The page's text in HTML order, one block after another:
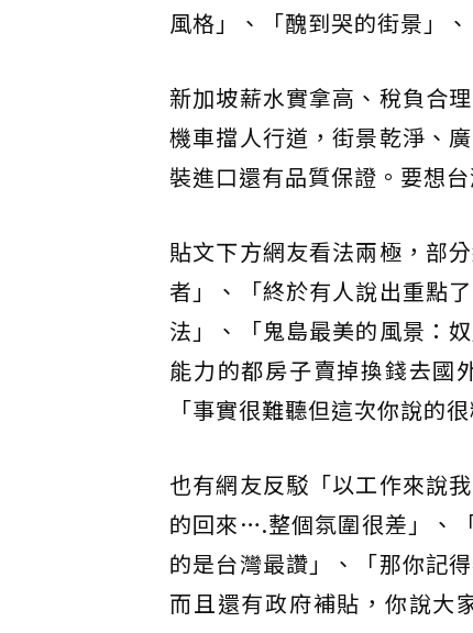
風格」、「醜到哭的街景」
新加坡薪水實拿高、稅負合
機車擋人行道，街景乾淨、
裝進口還有品質保證。要想
貼文下方網友看法兩極，部
者」、「終於有人說出重點
法」、「鬼島最美的風景：
能力的都房子賣掉換錢去國
「事實很難聽但這次你說的
也有網友反駁「以工作來說
的回來….整個氛圍很差」、
的是台灣最讚」、「那你記
而且還有政府補貼，你說大